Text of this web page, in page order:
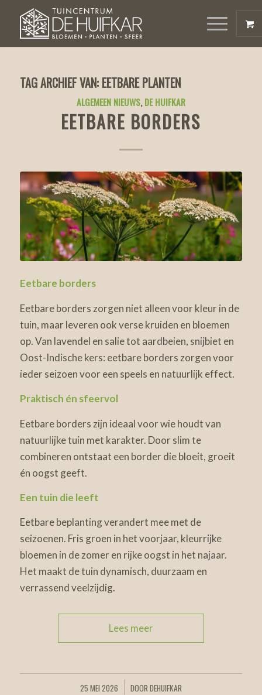
TAG ARCHIEF VAN: EETBARE PLANTEN
ALGEMEEN NIEUWS,DE HUIFKAR
EETBARE BORDERS
Eetbare borders
Eetbare borders zorgen niet alleen voor kleur in de
tuin, maar leveren ook verse kruiden en bloemen
op. Van lavendel en salie tot aardbeien, snijbiet en
Oost-Indische kers: eetbare borders zorgen voor
ieder seizoen voor een speels en natuurlijk effect.
Praktisch én sfeervol
Eetbare borders zijn ideaal voor wie houdt van
natuurlijke tuin met karakter. Door slim te
combineren ontstaat een border die bloeit, groeit
én oogst geeft.
Een tuin die leeft
Eetbare beplanting verandert mee met de
seizoenen. Fris groen in het voorjaar, kleurrijke
bloemen in de zomer en rijke oogst in het najaar.
Het maakt de tuin dynamisch, duurzaam en
verrassend veelzijdig.
Lees meer
25 MEI 2026
/ DOORDEHUIFKAR